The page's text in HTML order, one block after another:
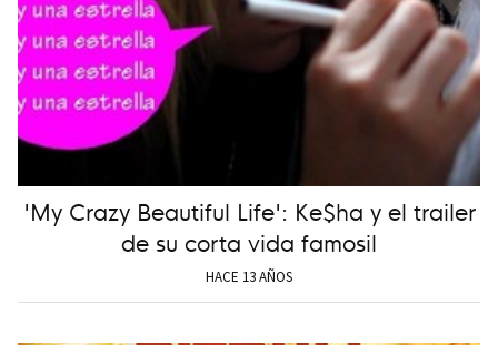
'My Crazy Beautiful Life': Ke$ha y el trailer
de su corta vida famosil
HACE 13 AÑOS